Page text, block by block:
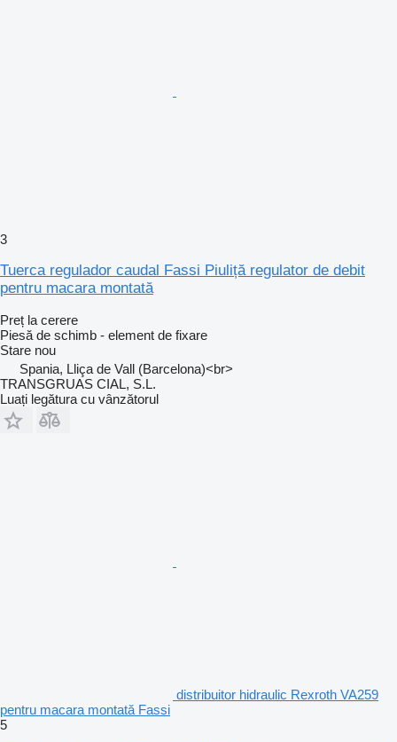
3
Tuerca regulador caudal Fassi Piuliță regulator de debit
pentru macara montată
Preț la cerere
Piesă de schimb - element de fixare
Stare nou
Spania, Lliça de Vall (Barcelona)<br>
TRANSGRUAS CIAL, S.L.
Luați legătura cu vânzătorul
distribuitor hidraulic Rexroth VA259
pentru macara montată Fassi
5